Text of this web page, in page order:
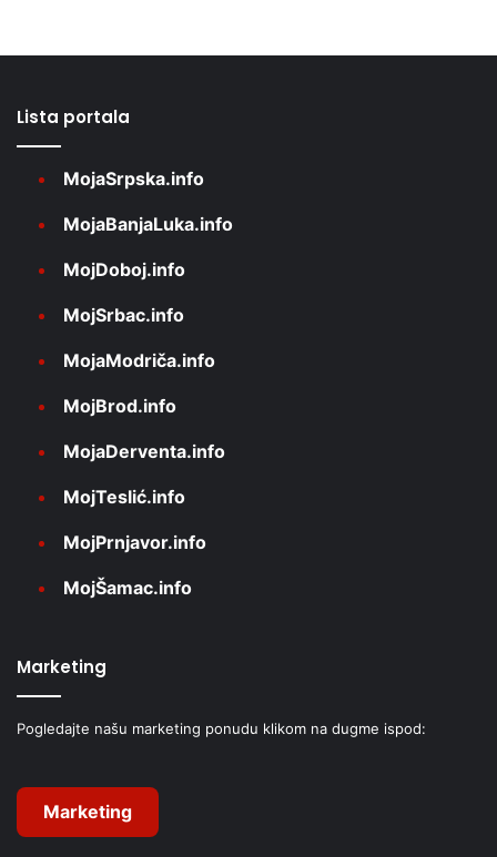
Lista portala
MojaSrpska.info
MojaBanjaLuka.info
MojDoboj.info
MojSrbac.info
MojaModriča.info
MojBrod.info
MojaDerventa.info
MojTeslić.info
MojPrnjavor.info
MojŠamac.info
Marketing
Pogledajte našu marketing ponudu klikom na dugme ispod:
Marketing